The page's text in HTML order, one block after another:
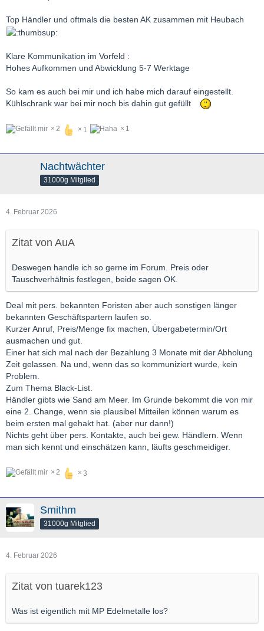
Top Händler und oftmals die besten AK zusammen mit Heubach
Klare Kommunikation im Vorfeld :
Hohes Aufkommen und Abwicklung 5-7 Werktage
So kam es auch bei mir und ich habe mich darauf eingestellt.
Kühlschrank war bei mir noch bis dahin gut gefüllt
2 1 1
Nachtwächter
31000g Mitglied
4. Februar 2026
Zitat von AuA
Deswegen handle ich so gerne im Forum. Preis oder
Tauschverhältnis festlegen, beide sagen OK.
Deal mit pers. bekannten Foristen aber auch sonstigen länger
bekannten Geschäftspartern laufen so.
Kurzer Anruf, Preis/Menge fix machen, Übergabetermin/Ort
ausmachen und gut.
Einer hat sich mal nach der Bezahlung 3 Monate mit der Abholung
Zeit gelassen. Na und, wenn das so kommuniziert wurde, kein
Problem.
Zum Thema Black-List.
Händler gibts wie Sand am Meer. Im Grunde bekommt die von mir
eine 2. Change, wenn sie plausibel Mitteilen können warum es
beim ersten mal gehakt hat. (aber nur dann!)
Nichts geht über pers. Kontakte, auch bei gew. Händlern. Wenn
man sich kennt und einschätzen kann, läufts geschmeidiger.
2 3
Smithm
31000g Mitglied
4. Februar 2026
Zitat von tuarek123
Was ist eigentlich mit MP Edelmetalle los?